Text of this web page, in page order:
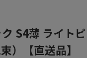
S4薄 ライトピ
）【直送品】